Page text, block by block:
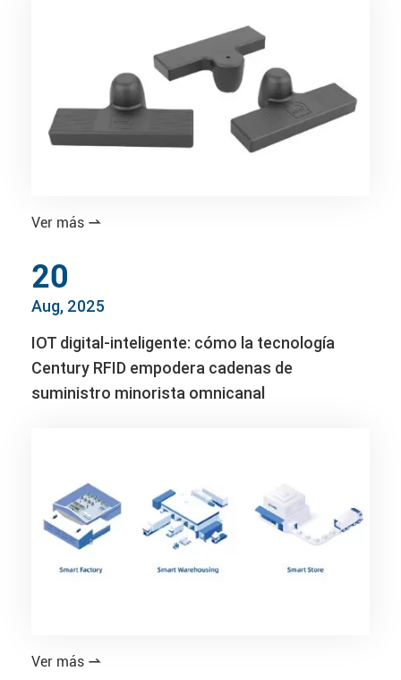
Ver más 
20
Aug, 2025
IOT digital-inteligente: cómo la tecnología
Century RFID empodera cadenas de
suministro minorista omnicanal
Ver más 